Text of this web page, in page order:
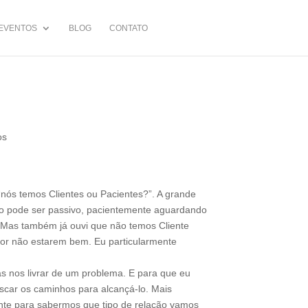
BLOG CONTATO
temos Clientes ou Pacientes?”. A grande
pode ser passivo, pacientemente aguardando
também já ouvi que não temos Cliente
não estarem bem. Eu particularmente
nos livrar de um problema. E para que eu
os caminhos para alcançá-lo. Mais
para sabermos que tipo de relação vamos